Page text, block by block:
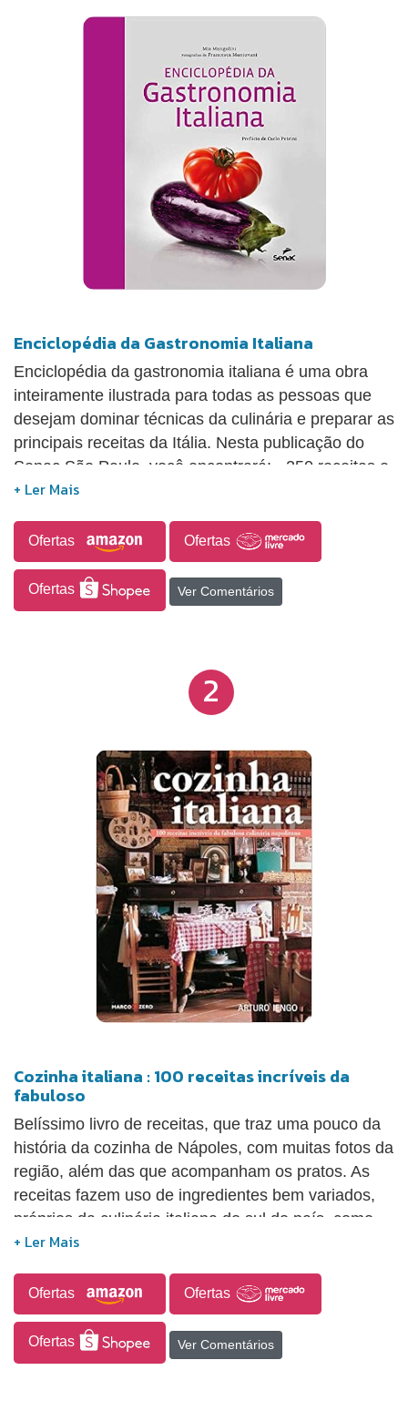
Enciclopédia da Gastronomia Italiana
Enciclopédia da gastronomia italiana é uma obra
inteiramente ilustrada para todas as pessoas que
desejam dominar técnicas da culinária e preparar as
principais receitas da Itália. Nesta publicação do
Senac São Paulo, você encontrará: - 250 receitas e
técnicas explicadas passo a passo. - Técnicas
risoto, grissinis e diferentes molhos. - Receitas da
cozinha italiana que acrescentarão um toque
italiano às refeições. - Receitas de importantes
chefs italianos: Massimiliano Alajmo, Gaetano Alia,
Roberto Petza, Valeria Piccini, Niko Romito, Nadia e
Giovanni Santini. - QR Codes que dão acesso a
técnicas da culinária italiana.
Ofertas Ofertas
Ofertas Ver Comentários
2
Cozinha italiana : 100 receitas incríveis da
fabuloso
Belíssimo livro de receitas, que traz uma pouco da
história da cozinha de Nápoles, com muitas fotos da
região, além das que acompanham os pratos. As
receitas fazem uso de ingredientes bem variados,
próprios da culinária italiana do sul do país, como
peixes, frutos do mar, massas, grãos, verduras e
de seus habitantes por vinho, queijo, azeite e café
de inigualável qualidade, sempre presentes na
gastronomia de todo o mundo.
Ofertas Ofertas
Ofertas Ver Comentários